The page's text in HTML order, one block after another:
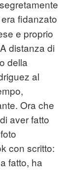
fidanzato
e proprio
distanza di
della
al
Ora che
aver fatto
con scritto:
fatto, ha